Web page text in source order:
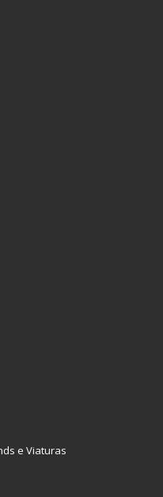
e Viaturas